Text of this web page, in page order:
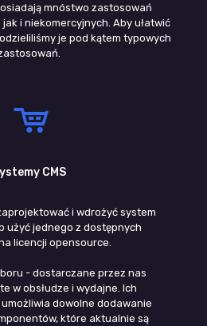
mnóstwo zastosowań
i niekomercyjnych. Aby ułatwić
je pod kątem typowych
CMS
i wdrożyć system
użyć jednego z dostępnych
licencji opensource.
- dostarczane przez nas
w obsłudze i wydajne. Ich
dowolne dodawanie
które aktualnie są